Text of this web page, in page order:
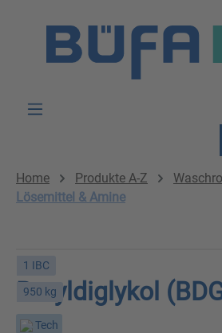
Home Produkte A-Z
Lösemittel & Amine
1 IBC
950 kg
Butyldiglykol
Tech